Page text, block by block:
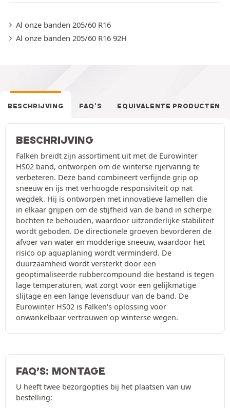
Al onze banden 205/60 R16
Al onze banden 205/60 R16 92H
BESCHRIJVING FAQ’S EQUIVALENTE PRODUCTEN
BESCHRIJVING
Falken breidt zijn assortiment uit met de Eurowinter
HS02 band, ontworpen om de winterse rijervaring te
verbeteren. Deze band combineert verfijnde grip op
sneeuw en ijs met verhoogde responsiviteit op nat
wegdek. Hij is ontworpen met innovatieve lamellen die
in elkaar grijpen om de stijfheid van de band in scherpe
bochten te behouden, waardoor uitzonderlijke stabiliteit
wordt geboden. De directionele groeven bevorderen de
afvoer van water en modderige sneeuw, waardoor het
risico op aquaplaning wordt verminderd. De
duurzaamheid wordt versterkt door een
geoptimaliseerde rubbercompound die bestand is tegen
lage temperaturen, wat zorgt voor een gelijkmatige
slijtage en een lange levensduur van de band. De
Eurowinter HS02 is Falken's oplossing voor
onwankelbaar vertrouwen op winterse wegen.
FAQ’S: MONTAGE
U heeft twee bezorgopties bij het plaatsen van uw
bestelling: